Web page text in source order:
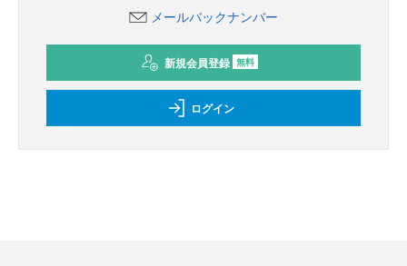
メールバックナンバー
新規会員登録 無料
ログイン